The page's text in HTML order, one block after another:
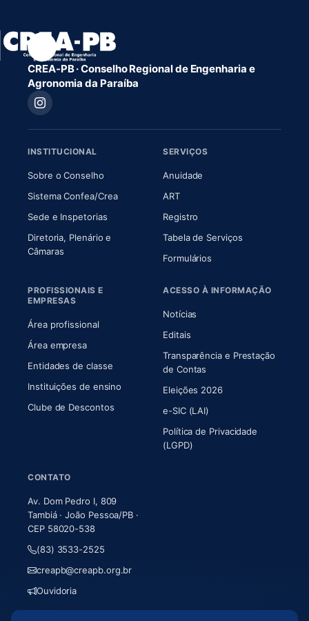
CREA-PB · Conselho Regional de Engenharia e
Agronomia da Paraíba
INSTITUCIONAL
Sobre o Conselho(abre em nova aba)
Sistema Confea/Crea(abre em nova aba)
Sede e Inspetorias
Diretoria, Plenário e
Câmaras(abre em nova aba)
SERVIÇOS
Anuidade
ART(abre em nova aba)
Registro
Tabela de Serviços
Formulários
PROFISSIONAIS E
EMPRESAS
Área profissional
Área empresa
Entidades de classe
Instituições de ensino
Clube de Descontos
ACESSO À INFORMAÇÃO
Notícias
Editais
Transparência e Prestação
de Contas
Eleições 2026
e-SIC (LAI)
Política de Privacidade
(LGPD)
CONTATO
Av. Dom Pedro I, 809
Tambiá · João Pessoa/PB ·
CEP 58020-538
(83) 3533-2525
creapb@creapb.org.br
Ouvidoria